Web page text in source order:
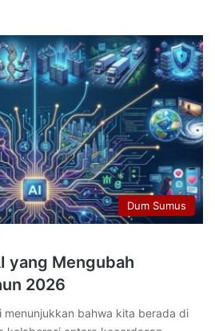
Dum Sumus
yang Mengubah
2026
menunjukkan bahwa kita berada di